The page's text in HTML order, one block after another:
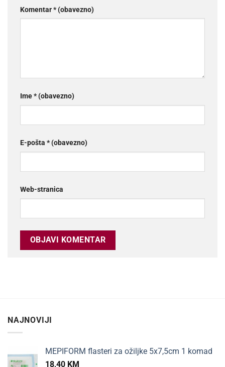
Komentar* (obavezno)
Ime* (obavezno)
E-pošta * (obavezno)
Web-stranica
NAJNOVIJI
MEPIFORM flasteri za ožiljke 5x7,5cm 1 komad
18,40 KM